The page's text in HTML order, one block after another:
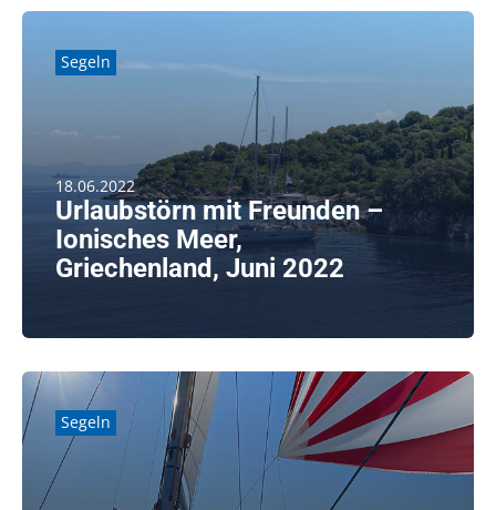
Segeln
18.06.2022
Urlaubstörn mit Freunden –
Ionisches Meer,
Griechenland, Juni 2022
Segeln